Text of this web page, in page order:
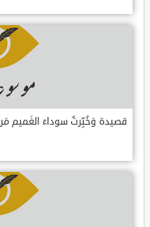
قصيدة وَخُبِّرتُ سوداءَ الغَميم